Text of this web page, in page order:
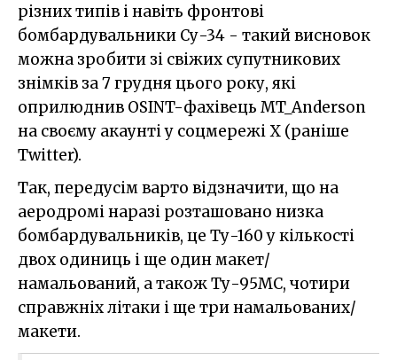
різних типів і навіть фронтові
бомбардувальники Су-34 - такий висновок
можна зробити зі свіжих супутникових
знімків за 7 грудня цього року, які
оприлюднив OSINT-фахівець MT_Anderson
на своєму акаунті у соцмережі X (раніше
Twitter).
Так, передусім варто відзначити, що на
аеродромі наразі розташовано низка
бомбардувальників, це Ту-160 у кількості
двох одиниць і ще один макет/
намальований, а також Ту-95МС, чотири
справжніх літаки і ще три намальованих/
макети.